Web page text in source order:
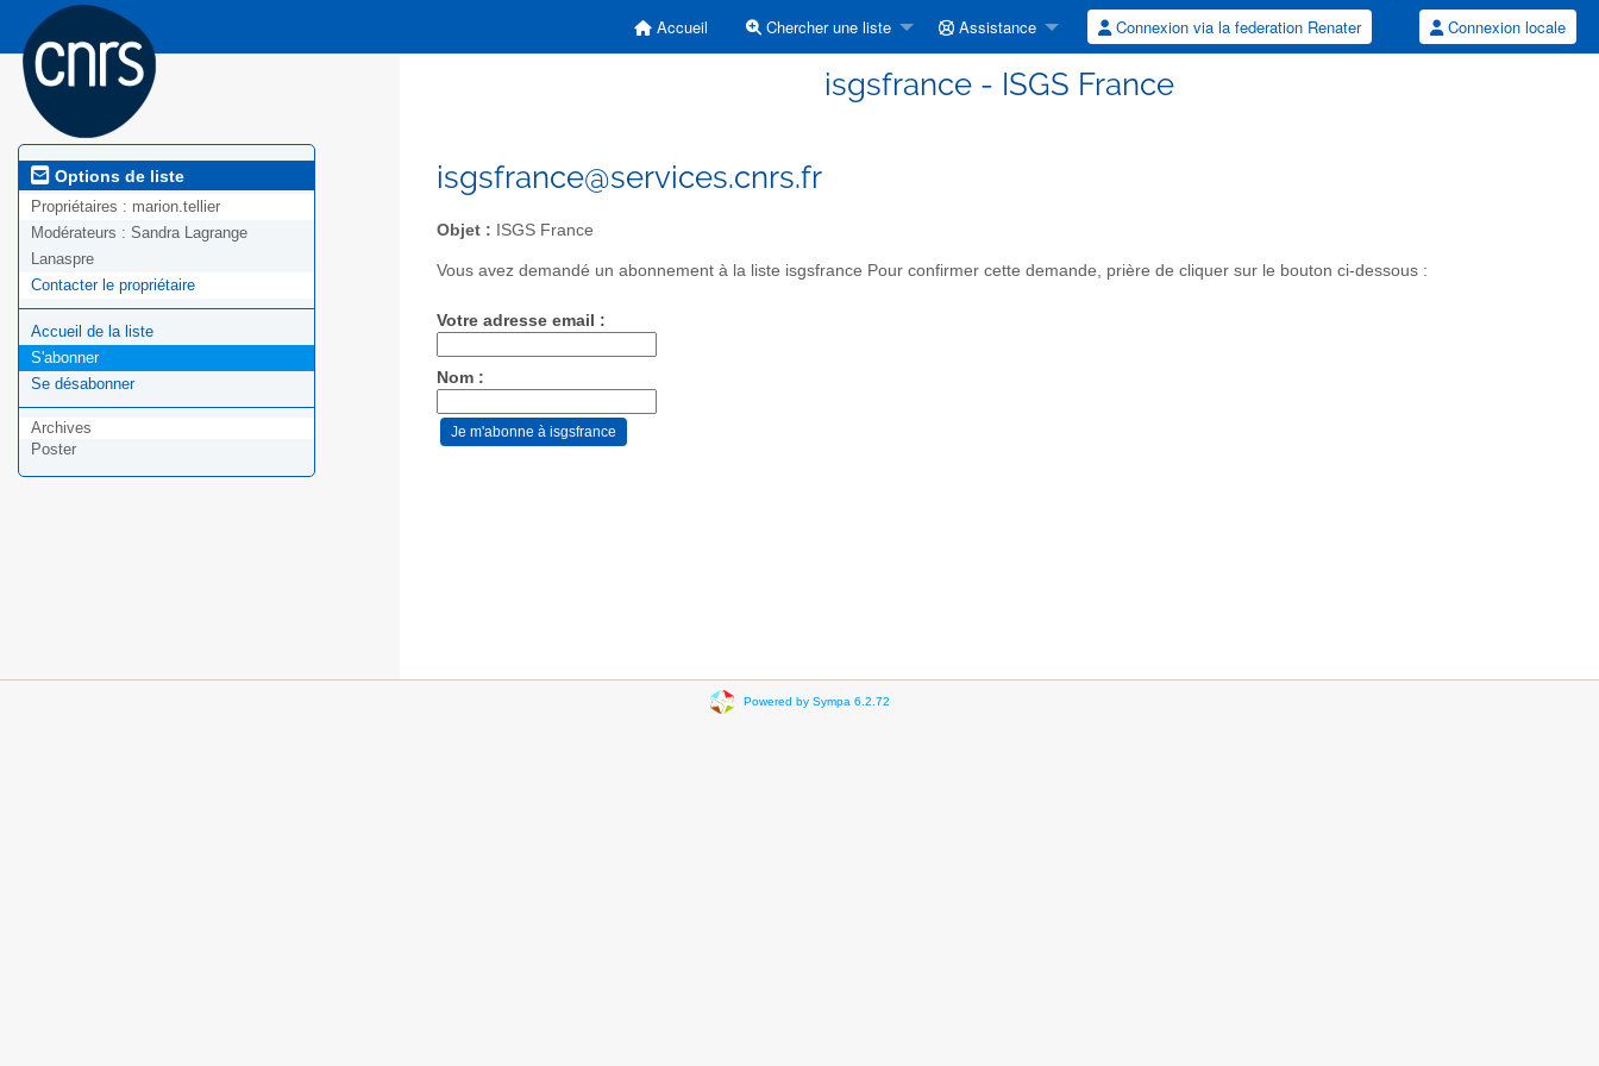
Accueil Chercher une liste Assistance Connexion via la federation Renater Connexion locale
isgsfrance - ISGS France
Options de liste
Propriétaires : marion.tellier
Modérateurs : Sandra Lagrange
Lanaspre
Contacter le propriétaire
Accueil de la liste
S'abonner
Se désabonner
Archives
Poster
isgsfrance@services.cnrs.fr
Objet : ISGS France
Vous avez demandé un abonnement à la liste isgsfrance Pour confirmer cette demande, prière de cliquer sur le bouton ci-dessous :
Votre adresse email :
Nom :
Powered by Sympa 6.2.72